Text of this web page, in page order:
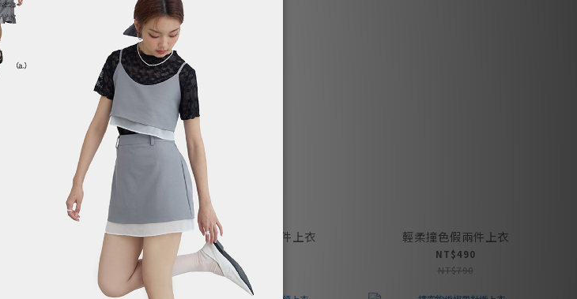
柔彈坑條蕾絲拼接上衣 夏日柔感假兩件上衣
NT$890
輕柔撞色假兩件上衣
NT$490
NT$790